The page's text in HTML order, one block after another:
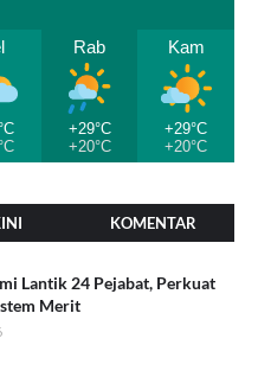
Rab
+29°C
+20°C
Kam
+29°C
+20°C
KOMENTAR
Lantik 24 Pejabat, Perkuat
Merit